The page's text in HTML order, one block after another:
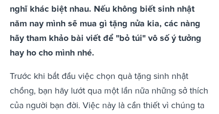
nghĩ khác biệt nhau. Nếu không biết sinh nhật
năm nay mình sẽ mua gì tặng nửa kia, các nàng
hãy tham khảo bài viết để "bỏ túi" vô số ý tưởng
hay ho cho mình nhé.
Trước khi bắt đầu việc chọn quà tặng sinh nhật
chồng, bạn hãy lướt qua một lần nữa những sở thích
của người bạn đời. Việc này là cần thiết vì chúng ta